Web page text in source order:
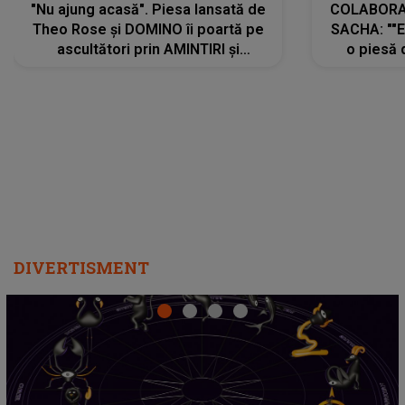
"Nu ajung acasă". Piesa lansată de
Theo Rose și DOMINO îi poartă pe
ascultători prin AMINTIRI și
SACHA:
o piesă
DIVERTISMENT